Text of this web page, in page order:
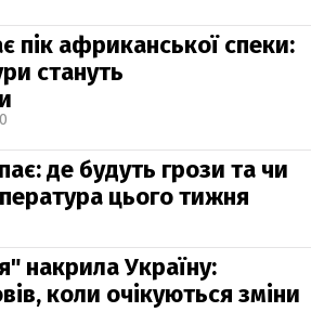
пік африканської спеки:
стануть
де будуть грози та чи
цього тижня
накрила Україну:
коли очікуються зміни